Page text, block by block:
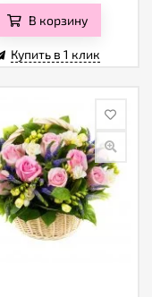
В корзину
Купить в 1 клик